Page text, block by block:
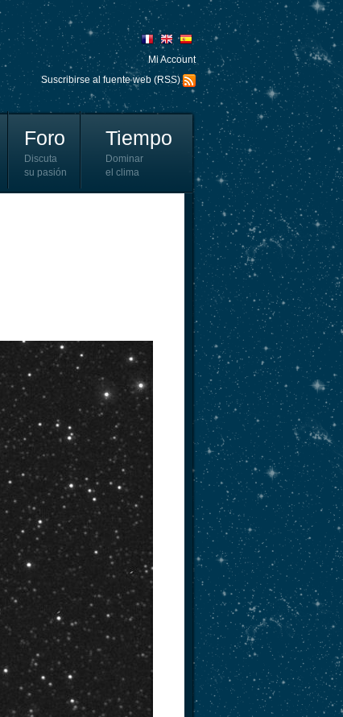
Mi Account
Suscribirse al fuente web (RSS)
Foro
Discuta
su pasión
Tiempo
Dominar
el clima